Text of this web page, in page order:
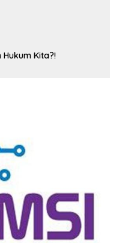
Kita?!